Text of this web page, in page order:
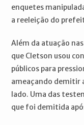
enquetes
a reeleição do
Além da atuação
que Cletson usou
públicos para
ameaçando demitir
lado. Uma das
que foi demitida